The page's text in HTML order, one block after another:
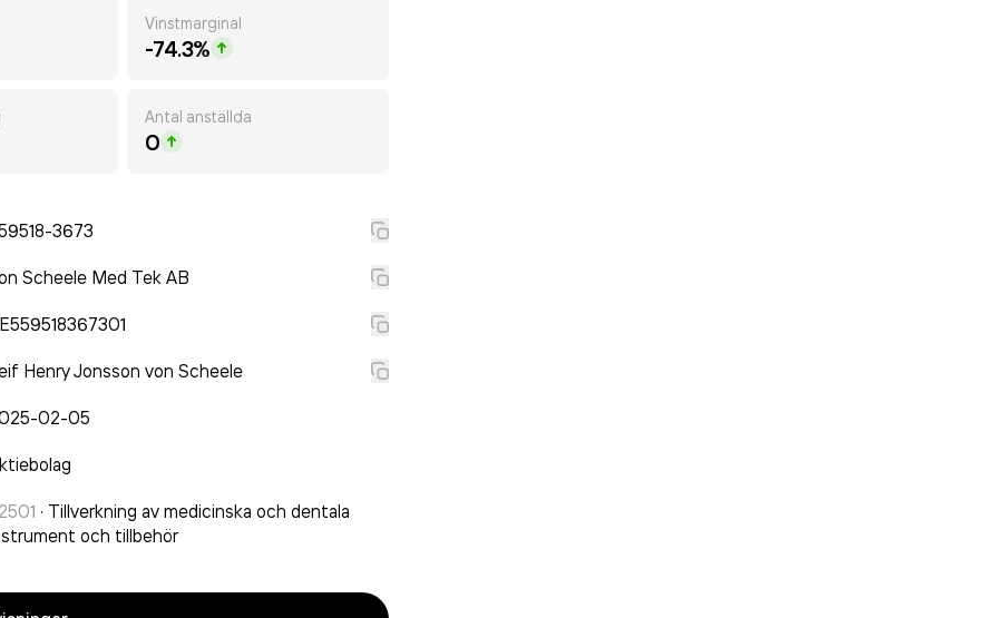
Vinstmarginal
-74.3%
Antal anställda
0
3673
Scheele Med Tek AB
Henry Jonsson von Scheele
02-05
· Tillverkning av medicinska och dentala
och tillbehör